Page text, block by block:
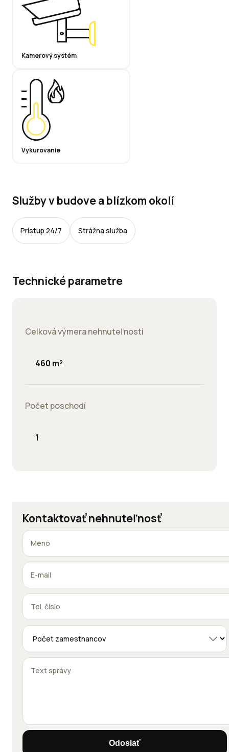
Kamerový systém
Vykurovanie
Služby v budove a blízkom okolí
Prístup 24/7 Strážna služba
Technické parametre
Celková výmera nehnuteľnosti
460 m²
Počet poschodí
1
Kontaktovať nehnuteľnosť
Odoslať